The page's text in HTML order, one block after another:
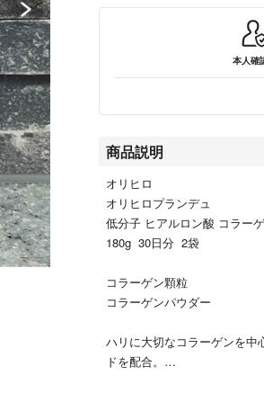
本人確
商品説明
オリヒロ
オリヒロプランデュ
低分子 ヒアルロン酸 コラー
180g 30日分 2袋
コラーゲン顆粒
コラーゲンパウダー
ハリに大切なコラーゲンを中
ドを配合。
無香料タイプで、飲み物や